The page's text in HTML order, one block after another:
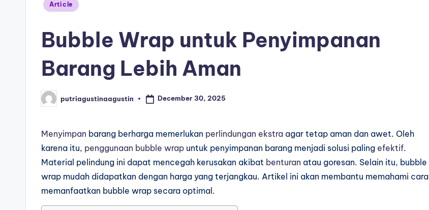
Article
Bubble Wrap untuk Penyimpanan
Barang Lebih Aman
putriagustinaagustin December 30, 2025
Menyimpan barang berharga memerlukan perlindungan ekstra agar tetap aman dan awet. Oleh
karena itu, penggunaan bubble wrap untuk penyimpanan barang menjadi solusi paling efektif.
Material pelindung ini dapat mencegah kerusakan akibat benturan atau goresan. Selain itu, bubble
wrap mudah didapatkan dengan harga yang terjangkau. Artikel ini akan membantu memahami cara
memanfaatkan bubble wrap secara optimal.